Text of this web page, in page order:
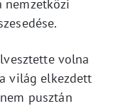
nemzetközi
volna
világ elkezdett
pusztán